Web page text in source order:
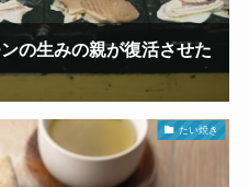
の生みの親が復活させた
たい焼き